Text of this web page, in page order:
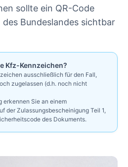
sollte ein QR-Code
Bundeslandes sichtbar
Kfz-Kennzeichen?
ausschließlich für den Fall,
zugelassen (d.h. noch nicht
erkennen Sie an einem
der Zulassungsbescheinigung Teil 1,
des Dokuments.